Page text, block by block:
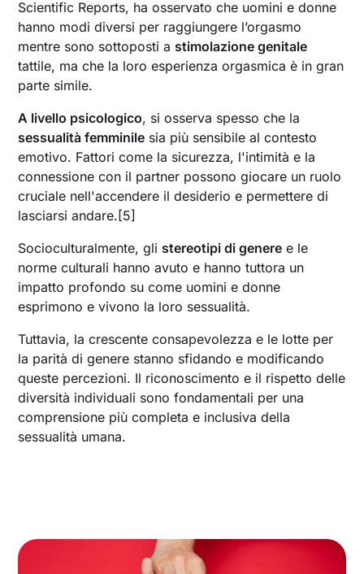
Scientific Reports, ha osservato che uomini e donne
hanno modi diversi per raggiungere l’orgasmo
mentre sono sottoposti a stimolazione genitale
tattile, ma che la loro esperienza orgasmica è in gran
parte simile.
A livello psicologico, si osserva spesso che la
sessualità femminile sia più sensibile al contesto
emotivo. Fattori come la sicurezza, l'intimità e la
connessione con il partner possono giocare un ruolo
cruciale nell'accendere il desiderio e permettere di
lasciarsi andare.[5]
Socioculturalmente, gli stereotipi di genere e le
norme culturali hanno avuto e hanno tuttora un
impatto profondo su come uomini e donne
esprimono e vivono la loro sessualità.
Tuttavia, la crescente consapevolezza e le lotte per
la parità di genere stanno sfidando e modificando
queste percezioni. Il riconoscimento e il rispetto delle
diversità individuali sono fondamentali per una
comprensione più completa e inclusiva della
sessualità umana.